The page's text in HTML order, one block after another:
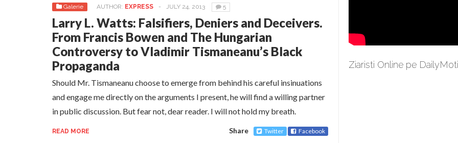
Galerie AUTHOR: EXPRESS - JULY 24, 2013 5
Larry L. Watts: Falsifiers, Deniers and Deceivers.
From Francis Bowen and The Hungarian
Controversy to Vladimir Tismaneanu’s Black
Propaganda
Should Mr. Tismaneanu choose to emerge from behind his careful insinuations
and engage me directly on the arguments I present, he will find a willing partner
in public discussion. But fear not, dear reader. I will not hold my breath.
READ MORE Share Twitter Facebook
Ziaristi Online pe